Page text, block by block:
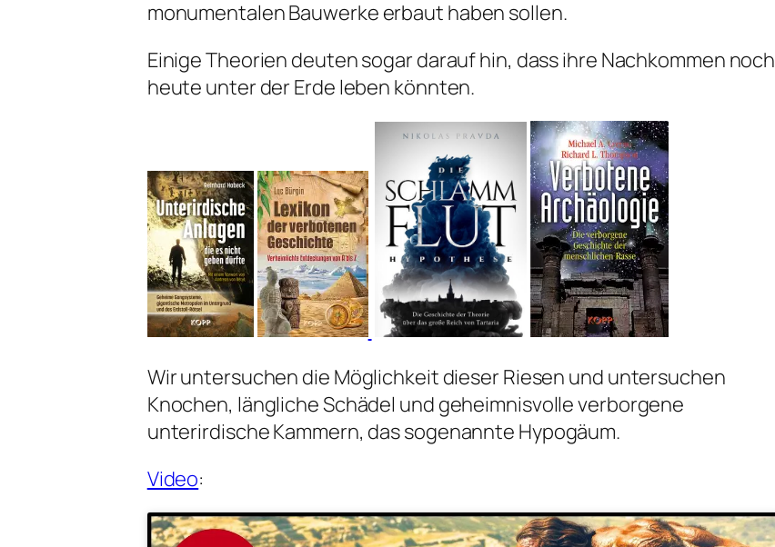
monumentalen Bauwerke erbaut haben sollen.
Einige Theorien deuten sogar darauf hin, dass ihre Nachkommen noch
heute unter der Erde leben könnten.
Wir untersuchen die Möglichkeit dieser Riesen und untersuchen
Knochen, längliche Schädel und geheimnisvolle verborgene
unterirdische Kammern, das sogenannte Hypogäum.
Video: